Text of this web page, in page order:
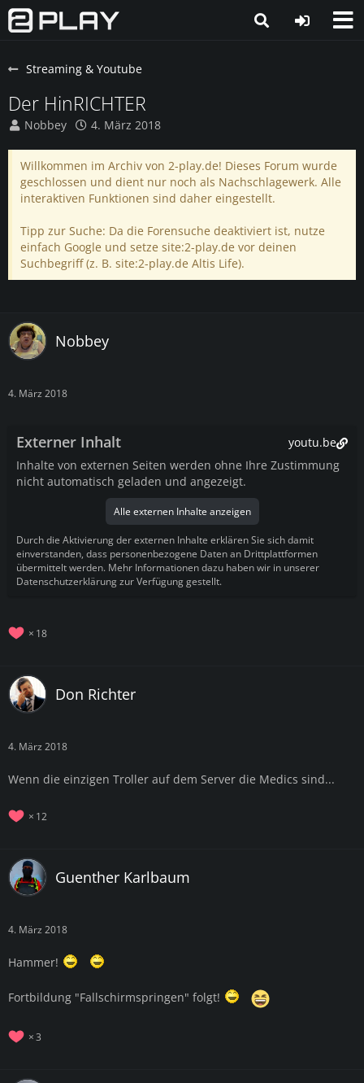
Streaming & Youtube
Der HinRICHTER
Nobbey 4. März 2018
Willkommen im Archiv von 2-play.de! Dieses Forum wurde
geschlossen und dient nur noch als Nachschlagewerk. Alle
interaktiven Funktionen sind daher eingestellt.
Tipp zur Suche: Da die Forensuche deaktiviert ist, nutze
einfach Google und setze site:2-play.de vor deinen
Suchbegriff (z. B. site:2-play.de Altis Life).
Nobbey
4. März 2018
Externer Inhalt
youtu.be
Inhalte von externen Seiten werden ohne Ihre Zustimmung
nicht automatisch geladen und angezeigt.
Alle externen Inhalte anzeigen
Durch die Aktivierung der externen Inhalte erklären Sie sich damit
einverstanden, dass personenbezogene Daten an Drittplattformen
übermittelt werden. Mehr Informationen dazu haben wir in unserer
Datenschutzerklärung zur Verfügung gestellt.
18
Don Richter
4. März 2018
Wenn die einzigen Troller auf dem Server die Medics sind...
12
Guenther Karlbaum
4. März 2018
Hammer!
Fortbildung "Fallschirmspringen" folgt!
3